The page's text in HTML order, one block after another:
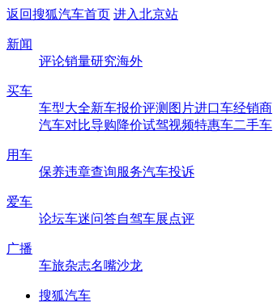
返回搜狐汽车首页 进入北京站
新闻
评论销量研究海外
买车
车型大全新车报价评测 图片进口车经销商
汽车对比导购降价试驾视频特惠车二手车
用车
保养违章查询服务汽车投诉
爱车
论坛车迷问答自驾车展点评
广播
车旅杂志名嘴沙龙
搜狐汽车